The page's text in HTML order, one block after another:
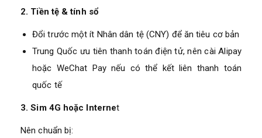
2. Tiền tệ & tính sổ
Đổi trước một ít Nhân dân tệ (CNY) để ăn tiêu cơ bản
Trung Quốc ưu tiên thanh toán điện tử, nên cài Alipay
hoặc WeChat Pay nếu có thể kết liên thanh toán
quốc tế
3. Sim 4G hoặc Internet
Nên chuẩn bị: